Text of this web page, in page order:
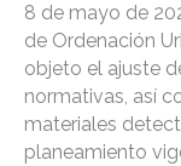
8 de mayo de
de Ordenación
objeto el ajuste
normativas, así
materiales
planeamiento